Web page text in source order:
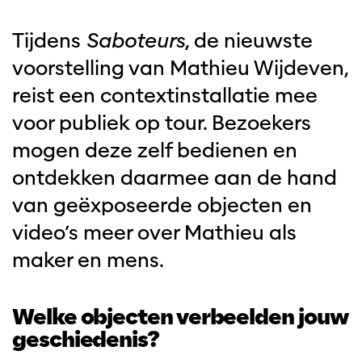
Tijdens Saboteurs, de nieuwste
voorstelling van Mathieu Wijdeven,
reist een contextinstallatie mee
voor publiek op tour. Bezoekers
mogen deze zelf bedienen en
ontdekken daarmee aan de hand
van geëxposeerde objecten en
video’s meer over Mathieu als
maker en mens.
Welke objecten verbeelden jouw
geschiedenis?